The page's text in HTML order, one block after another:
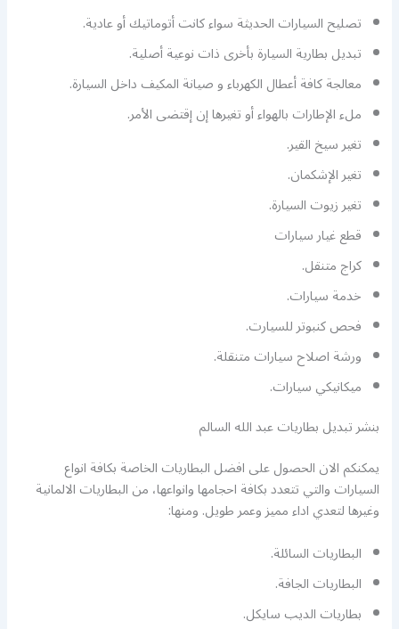
تصليح السيارات الحديثة سواء كانت أتوماتيك أو عادية.
تبديل بطارية السيارة بأخرى ذات نوعية أصلية.
معالجة كافة أعطال الكهرباء و صيانة المكيف داخل السيارة.
ملء الإطارات بالهواء أو تغيرها إن إقتضى الأمر.
تغير سيخ القير.
تغير الإشكمان.
تغير زيوت السيارة.
قطع غيار سيارات
كراج متنقل.
خدمة سيارات.
فحص كنبوتر للسيارت.
ورشة اصلاح سيارات متنقلة.
ميكانيكي سيارات.
بنشر تبديل بطاريات عبد الله السالم
يمكنكم الان الحصول على افضل البطاريات الخاصة بكافة انواع
السيارات والتي تتعدد بكافة احجامها وانواعها، من البطاريات الالمانية
وغيرها لتعدي اداء مميز وعمر طويل. ومنها:
البطاريات السائلة.
البطاريات الجافة.
بطاريات الديب سايكل.